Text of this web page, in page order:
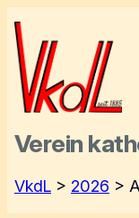
Verein
VkdL > 2026 >